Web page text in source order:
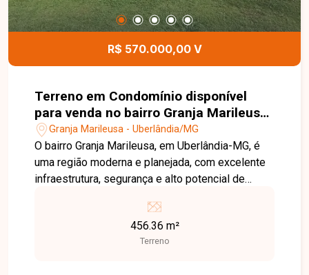
R$ 570.000,00 V
Terreno em Condomínio disponível
para venda no bairro Granja Marileusa
em Uberlândia-MG
Granja Marileusa - Uberlândia/MG
O bairro Granja Marileusa, em Uberlândia-MG, é
uma região moderna e planejada, com excelente
infraestrutura, segurança e alto potencial de
Condomínio Alphaville Uberlândia 2, residencial
de alto padrão com portaria 24 horas e
456.36 m²
Terreno